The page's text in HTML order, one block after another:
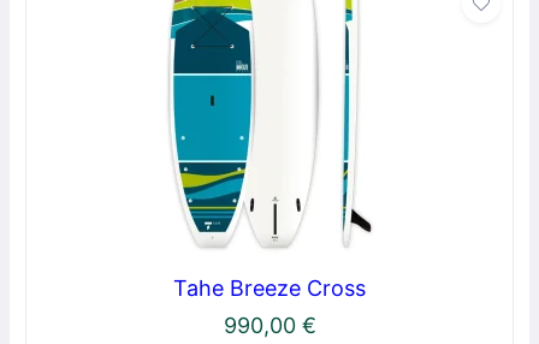
Tahe Breeze Cross
990,00 €